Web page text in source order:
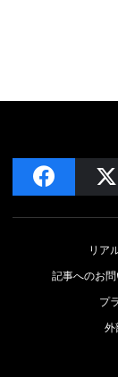
リア
記事へのお
プ
外